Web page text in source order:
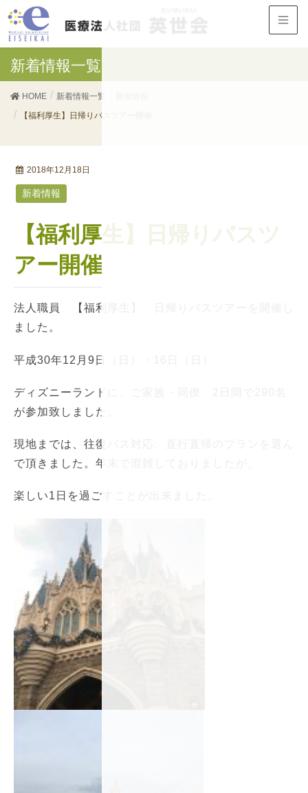
新着情報一覧
HOME 新着情報一覧
【福利厚生】日帰りバスツアー開催
2018年12月18日
新着情報
【福利厚生】日帰りバスツ
アー開催
法人職員 【福利厚生】 日帰りバスツアーを開催し
ました。
平成30年12月9日（日）・16日（日）
ディズニーランドに、ご家族・同僚 2日間で290名
が参加致しました。
現地までは、往復バス対応、直行直帰のプランを選ん
で頂きました。年末で混雑しておりましたが、
楽しい1日を過ごすことが出来ました。